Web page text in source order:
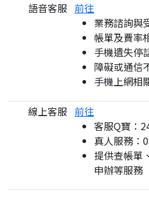
語音客服 前往
業務諮詢與
帳單及費率
手機遺失停
障礙或通信
手機上網相
線上客服 前往
客服Q寶：
真人服務：
提供查帳單
申辦等服務